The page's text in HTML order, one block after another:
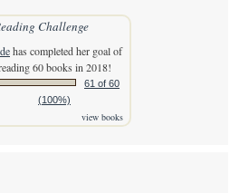
Challenge
has completed her goal of
60 books in 2018!
61 of 60
(100%)
view books